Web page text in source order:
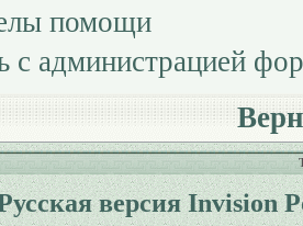
помощи
с администрацией
версия Invision